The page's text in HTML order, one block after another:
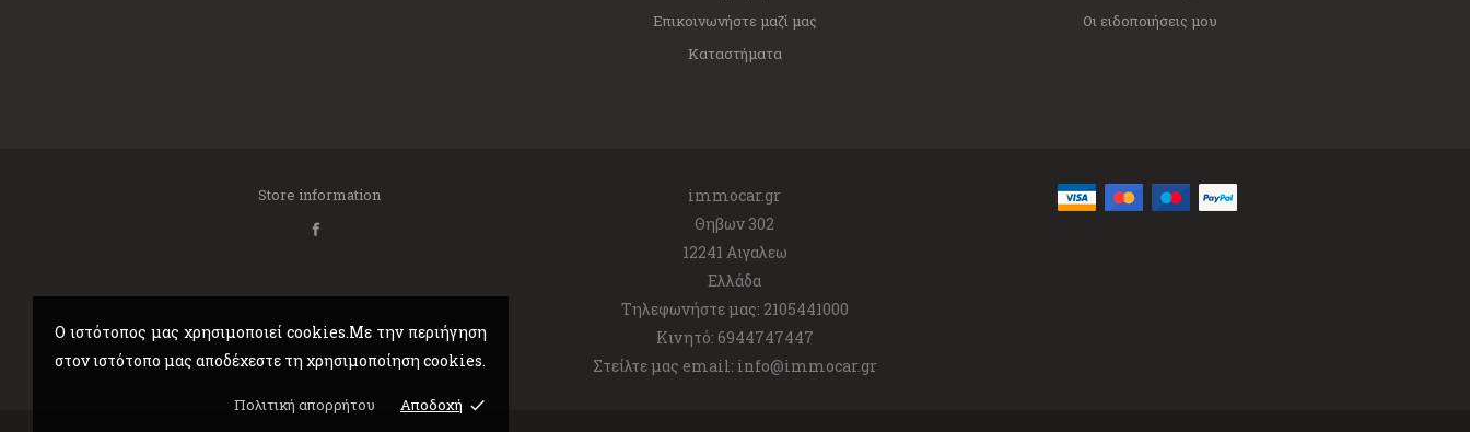
Επικοινωνήστε μαζί μας
Καταστήματα
Οι ειδοποιήσεις μου
Ο ιστότοπος μας χρησιμοποιεί cookies.Με την περιήγηση
στον ιστότοπο μας αποδέχεστε τη χρησιμοποίηση cookies.
Πολιτική απορρήτου Αποδοχή done
Store information
immocar.gr
Θηβων 302
12241 Αιγαλεω
Ελλάδα
Τηλεφωνήστε μας: 2105441000
Κινητό: 6944747447
Στείλτε μας email: info@immocar.gr